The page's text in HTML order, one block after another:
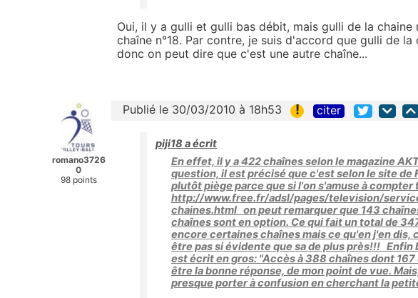
Oui, il y a gulli et gulli bas débit, mais gulli de la chaine
chaîne n°18. Par contre, je suis d'accord que gulli de
donc on peut dire que c'est une autre chaîne...
romano3726
0
98 points
Publié le 30/03/2010 à 18h53 ! citer
piji18 a écrit
En effet, il y a 422 chaînes selon le magazine
question, il est précisé que c'est selon le site
plutôt piège parce que si l'on s'amuse à
http://www.free.fr/adsl/pages/television/
chaines.html on peut remarquer que 143
chaînes sont en option. Ce qui fait un total de
encore certaines chaînes mais ce qu'en j'en
être pas si évidente que sa de plus près!!! Enfin
est écrit en gros: "Accès à 388 chaînes dont
être la bonne réponse, de mon point de vue.
presque porter à confusion en cherchant la